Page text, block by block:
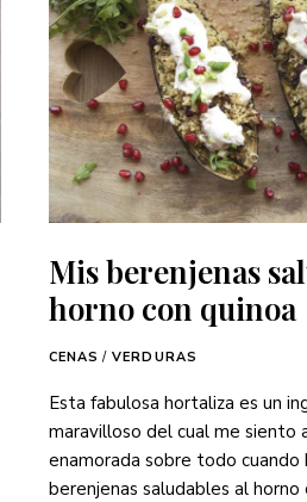
Mis berenjenas
horno con quinoa
CENAS / VERDURAS
Esta fabulosa hortaliza es un
maravilloso del cual me siento
enamorada sobre todo
berenjenas saludables al horno